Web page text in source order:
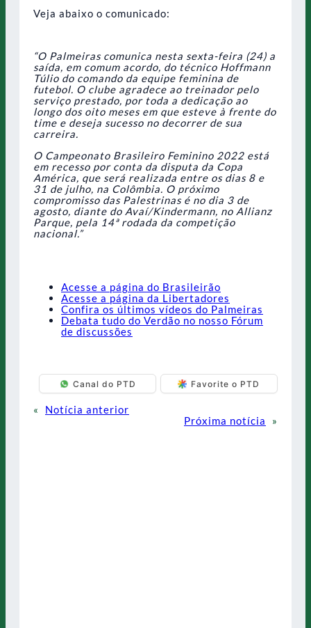
Veja abaixo o comunicado:
“O Palmeiras comunica nesta sexta-feira (24) a
saída, em comum acordo, do técnico Hoffmann
Túlio do comando da equipe feminina de
futebol. O clube agradece ao treinador pelo
serviço prestado, por toda a dedicação ao
longo dos oito meses em que esteve à frente do
time e deseja sucesso no decorrer de sua
carreira.
O Campeonato Brasileiro Feminino 2022 está
em recesso por conta da disputa da Copa
América, que será realizada entre os dias 8 e
31 de julho, na Colômbia. O próximo
compromisso das Palestrinas é no dia 3 de
agosto, diante do Avaí/Kindermann, no Allianz
Parque, pela 14ª rodada da competição
nacional.”
Acesse a página do Brasileirão
Acesse a página da Libertadores
Confira os últimos vídeos do Palmeiras
Debata tudo do Verdão no nosso Fórum
de discussões
Canal do PTD Favorite o PTD
«
Notícia anterior
Próxima notícia
»